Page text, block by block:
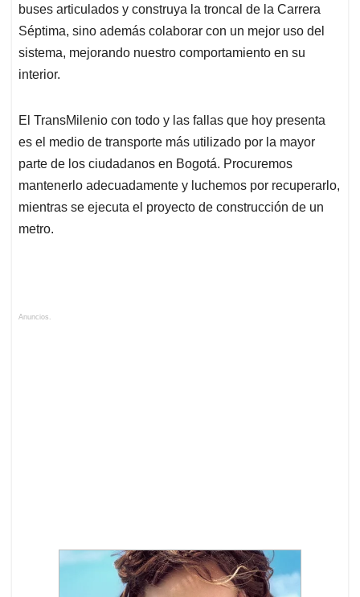
buses articulados y construya la troncal de la Carrera
Séptima, sino además colaborar con un mejor uso del
sistema, mejorando nuestro comportamiento en su
interior.
El TransMilenio con todo y las fallas que hoy presenta
es el medio de transporte más utilizado por la mayor
parte de los ciudadanos en Bogotá. Procuremos
mantenerlo adecuadamente y luchemos por recuperarlo,
mientras se ejecuta el proyecto de construcción de un
metro.
Anuncios.